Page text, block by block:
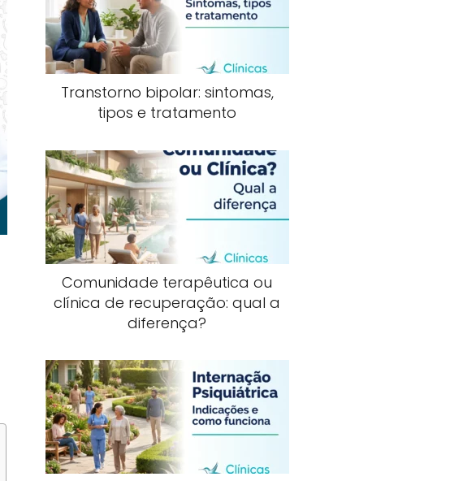
Transtorno bipolar: sintomas,
tipos e tratamento
Comunidade terapêutica ou
clínica de recuperação: qual a
diferença?